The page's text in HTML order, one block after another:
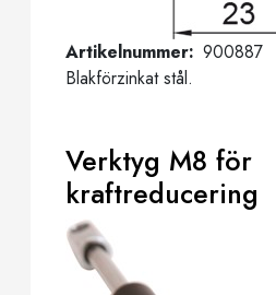
Artikelnummer 900887
Blakförzinkat stål.
Verktyg M8 för
kraftreducering